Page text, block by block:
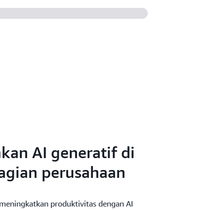
AI generatif di
perusahaan
produktivitas dengan AI